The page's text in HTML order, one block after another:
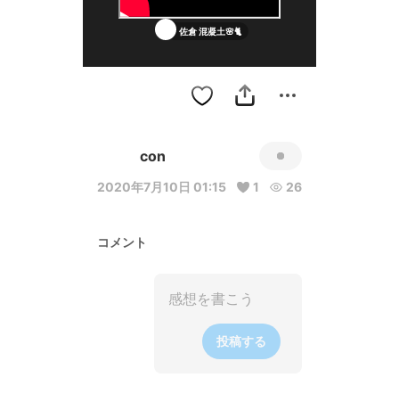
佐倉 混凝土🌸🐈
con
2020年7月10日 01:15 1 26
コメント
投稿する